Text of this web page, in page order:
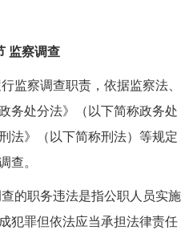
监察调查
监察调查职责，依据监察法、
务处分法》（以下简称政务处
法》（以下简称刑法）等规定
查。
的职务违法是指公职人员实施
犯罪但依法应当承担法律责任